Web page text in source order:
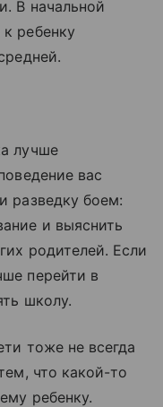
В начальной
ребенку
лучше
вас
разведку боем:
и выяснить
родителей. Если
перейти в
школу.
тоже не всегда
что какой-то
ребенку.